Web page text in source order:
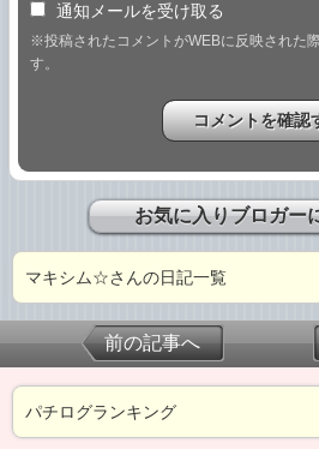
通知メールを受け取る
※投稿されたコメントがWEBに反映された
す。
お気に入りブロガー
マキシム☆さんの日記一覧
前の記事へ
パチログランキング